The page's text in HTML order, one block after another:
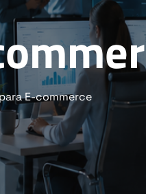
E-commerce